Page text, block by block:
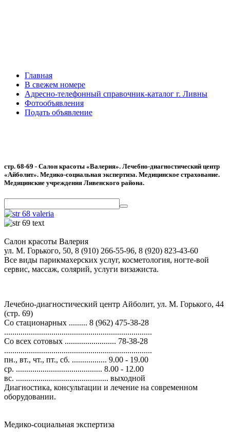
Главная
В свежем номере
Адресно-телефонный справочник-каталог г. Ливны
Фотообъявления
Подать объявление
стр. 68-69 - Салон красоты «Валерия». Лечебно-диагностический центр
«Айболит». Медико-социальная экспертиза. Медицинское страхование.
Медицинские учреждения Ливенского района.
Салон красоты Валерия
ул. М. Горького, 50, 8 (910) 266-55-96, 8 (920) 823-43-60
Все виды парикмахерских услуг, косметология, ногте-вой
сервис, массаж, солярий, услуги визажиста.
Лечебно-диагностический центр Айболит, ул. М. Горького, 44
(стр. 69)
Со стационарных ......... 8 (962) 475-38-28
........................................................................
Со всех сотовых ......................... 78-38-28
........................................................................
пн., вт., чт., пт., сб. ................. 9.00 - 19.00
ср. .......................................... 8.00 - 12.00
вс. ............................................. выходной
Диагностика, консультации и лечение на современном
оборудовании.
Медико-социальная экспертиза